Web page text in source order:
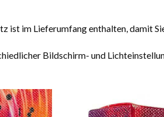
ist im Lieferumfang enthalten, damit
Bildschirm- und